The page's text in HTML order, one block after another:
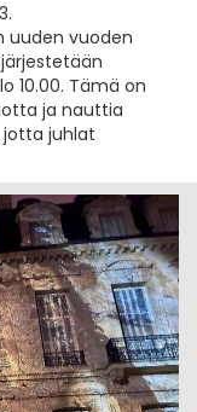
uuden vuoden
10.00. Tämä on
ja nauttia
jotta juhlat